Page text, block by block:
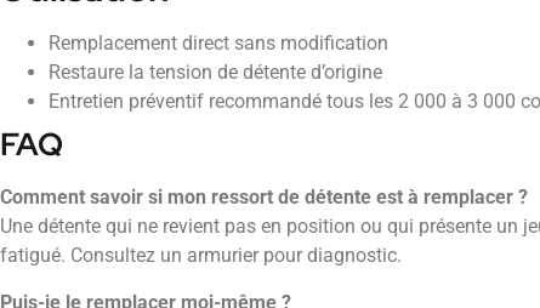
Remplacement direct sans modification
Restaure la tension de détente d’origine
Entretien préventif recommandé tous les 2 000 à 3 000
FAQ
Comment savoir si mon ressort de détente est à remplacer ?
Une détente qui ne revient pas en position ou qui présente un
fatigué. Consultez un armurier pour diagnostic.
Puis-je le remplacer moi-même ?